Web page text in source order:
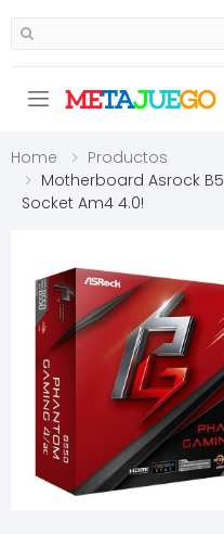
Toggle
Home
Productos
Motherboard Asrock
Socket Am4 4.0!